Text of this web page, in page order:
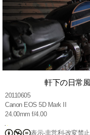
軒下の日常
20110605
Canon EOS 5D Mark II
24.00mm f/4.00
表示-非営利-改変禁止